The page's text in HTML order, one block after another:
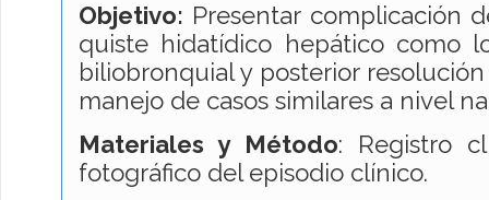
Objetivo: Presentar complicación
quiste hidatídico hepático como
biliobronquial y posterior
manejo de casos similares a nivel
Materiales y Método: Registro
fotográfico del episodio clínico.